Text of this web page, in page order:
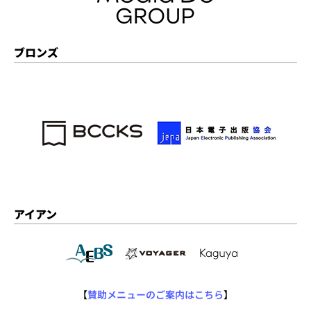
ブロンズ
アイアン
【賛助メニューのご案内はこちら】